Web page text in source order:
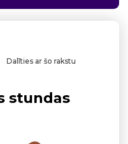
Dalīties ar šo rakstu
stundas